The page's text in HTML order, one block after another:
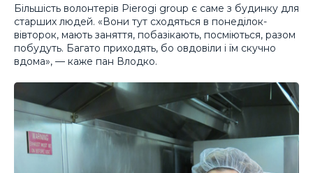
Більшість волонтерів Pierogi group є саме з будинку для
старших людей. «Вони тут сходяться в понеділок-
вівторок, мають заняття, побазікають, посміються, разом
побудуть. Багато приходять, бо овдовіли і їм скучно
вдома», — каже пан Влодко.